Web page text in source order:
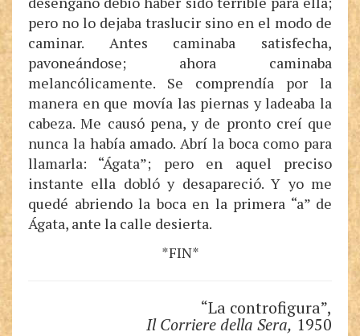
pero no lo dejaba traslucir sino en el modo de
caminar. Antes caminaba satisfecha,
pavoneándose; ahora caminaba
melancólicamente. Se comprendía por la
manera en que movía las piernas y ladeaba la
cabeza. Me causó pena, y de pronto creí que
nunca la había amado. Abrí la boca como para
llamarla: “Ágata”; pero en aquel preciso
instante ella dobló y desapareció. Y yo me
quedé abriendo la boca en la primera “a” de
Ágata, ante la calle desierta.
*FIN*
“La controfigura”,
Il Corriere della Sera, 1950